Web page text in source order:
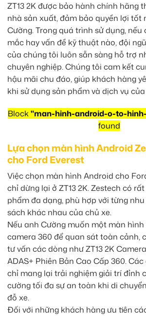
ZT13 2K được bảo hành chính hãng
nhà sản xuất, đảm bảo quyền lợi tốt
Cường. Trong quá trình sử dụng,
mắc hay vấn đề kỹ thuật nào, đội
của chúng tôi luôn sẵn sàng hỗ trợ
chuyên nghiệp. Chúng tôi cam kết
hậu mãi chu đáo, giúp khách hàng
khi sử dụng sản phẩm và dịch vụ
Block"man-hinh-android-o-to-
found
Lựa chọn màn hình Android
cho Ford Everest
Việc chọn màn hình Android cho
chỉ dừng lại ở ZT13 2K. Zestech có
phẩm đa dạng, phù hợp với từng
sách khác nhau của chủ xe.
Nếu anh Cường muốn một màn
camera 360 để quan sát toàn cảnh,
tư vấn các dòng như ZT13 2K
ADAS+ Phiên Bản Cao Cấp 360.
chỉ mang lại trải nghiệm giải trí đỉnh
cường tối đa sự an toàn khi di
đỗ xe.
Đối với những khách hàng ưu tiên